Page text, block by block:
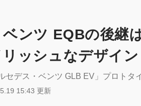
ンツ EQBの後継
ッシュなデザイン
セデス・ベンツ GLB EV」プロトタ
15:43 更新